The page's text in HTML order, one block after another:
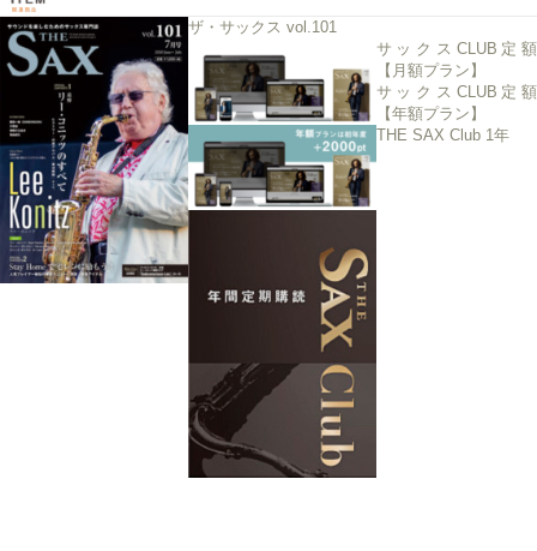
ザ・サックス vol.101
サックスCLUB定額
【月額プラン】
サックスCLUB定額
【年額プラン】
THE SAX Club 1年